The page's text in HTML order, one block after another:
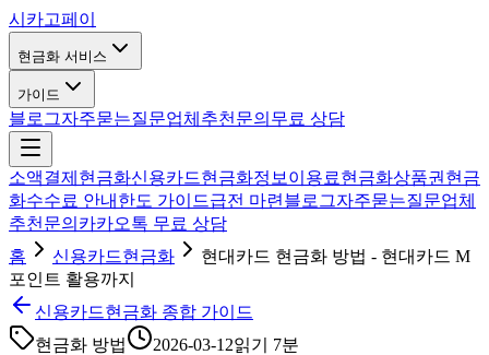
시카고페이
현금화 서비스
가이드
블로그자주묻는질문업체추천 문의 무료 상담
소액결제현금화신용카드현금화정보이용료현금화상품권현금
화수수료 안내 한도 가이드급전 마련 블로그자주묻는질문업체
추천 문의 카카오톡 무료 상담
홈
신용카드현금화
현대카드 현금화 방법 - 현대카드 M
포인트 활용까지
신용카드현금화 종합 가이드
현금화 방법
2026-03-12읽기 7분